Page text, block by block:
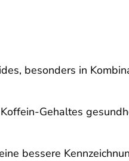
besonders in
Gehaltes
bessere